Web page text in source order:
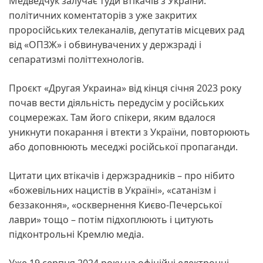
політичних коментаторів з уже закритих
проросійських телеканалів, депутатів місцевих рад
від «ОПЗЖ» і обвинувачених у держзраді і
сепаратизмі політтехнологів.
Проєкт «Другая Украина» від кінця січня 2023 року
почав вести діяльність передусім у російських
соцмережах. Там його спікери, яким вдалося
уникнути покарання і втекти з України, повторюють
або доповнюють меседжі російської пропаганди.
Цитати цих втікачів і держзрадників – про нібито
«божевільних нацистів в Україні», «сатанізм і
беззаконня», «осквернення Києво-Печерської
лаври» тощо – потім підхоплюють і цитують
підконтрольні Кремлю медіа.